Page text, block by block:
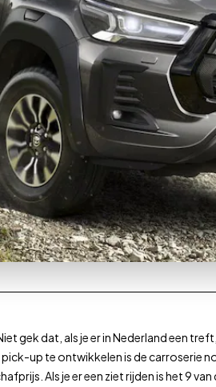
gek dat, als je er in Nederland een
up te ontwikkelen is de carroserie
Als je er een ziet rijden is het 9